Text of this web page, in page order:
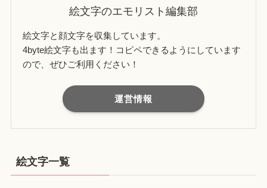
絵文字のエモリスト編集部
絵文字と顔文字を収集しています。
4byte絵文字も出ます！コピペできるようにしています
ので、ぜひご利用ください！
運営情報
絵文字一覧